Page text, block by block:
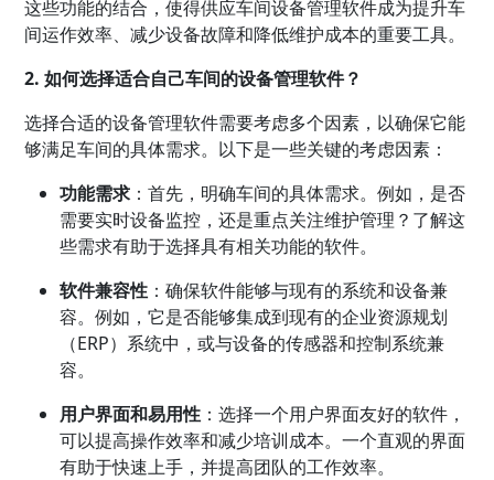
这些功能的结合，使得供应车间设备管理软件成为提升车
间运作效率、减少设备故障和降低维护成本的重要工具。
2. 如何选择适合自己车间的设备管理软件？
选择合适的设备管理软件需要考虑多个因素，以确保它能
够满足车间的具体需求。以下是一些关键的考虑因素：
功能需求 ：首先，明确车间的具体需求。例如，是否
需要实时设备监控，还是重点关注维护管理？了解这
些需求有助于选择具有相关功能的软件。
软件兼容性 ：确保软件能够与现有的系统和设备兼
容。例如，它是否能够集成到现有的企业资源规划
（ERP）系统中，或与设备的传感器和控制系统兼
容。
用户界面和易用性 ：选择一个用户界面友好的软件，
可以提高操作效率和减少培训成本。一个直观的界面
有助于快速上手，并提高团队的工作效率。